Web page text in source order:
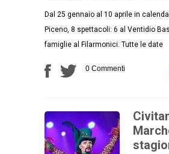
Dal 25 gennaio al 10 aprile in
Piceno, 8 spettacoli: 6 al Ventidio
famiglie al Filarmonici. Tutte le date
0 Commenti